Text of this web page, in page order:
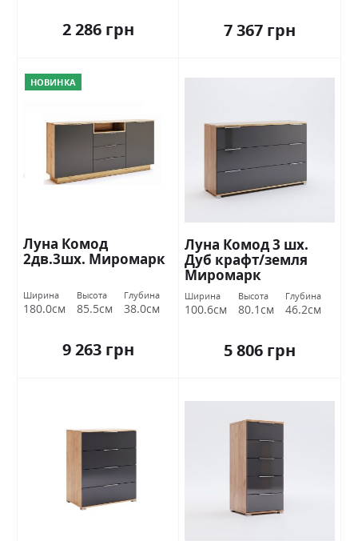
2 286 грн 7 367 грн
НОВИНКА
Луна Комод
2дв.3шх. Миромарк
Ширина
180.0см
Высота
85.5см
Глубина
38.0см
9 263 грн
Луна Комод 3 шх.
Дуб крафт/земля
Миромарк
Ширина
100.6см
Высота
80.1см
Глубина
46.2см
5 806 грн